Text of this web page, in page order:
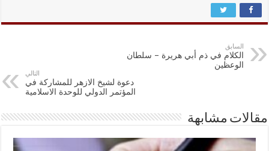
السابق
الكلام في ذم أبي هريرة – سلطان
الوعظين
التالي
دعوة لشيخ الازهر للمشاركة في
المؤتمر الدولي للوحدة الاسلامية
مقالات مشابهة